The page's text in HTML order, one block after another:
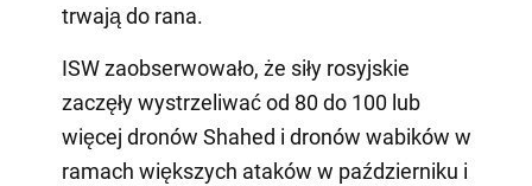
trwają do rana.
ISW zaobserwowało, że siły rosyjskie
zaczęły wystrzeliwać od 80 do 100 lub
więcej dronów Shahed i dronów wabików w
ramach większych ataków w październiku i